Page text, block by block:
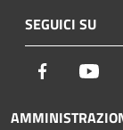
SEGUICI SU
Facebook